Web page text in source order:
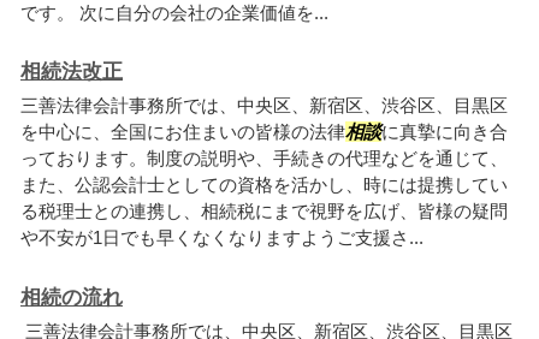
です。 次に自分の会社の企業価値を...
相続法改正
三善法律会計事務所では、中央区、新宿区、渋谷区、目黒区
を中心に、全国にお住まいの皆様の法律相談に真摯に向き合
っております。制度の説明や、手続きの代理などを通じて、
また、公認会計士としての資格を活かし、時には提携してい
る税理士との連携し、相続税にまで視野を広げ、皆様の疑問
や不安が1日でも早くなくなりますようご支援さ...
相続の流れ
三善法律会計事務所では、中央区、新宿区、渋谷区、目黒区